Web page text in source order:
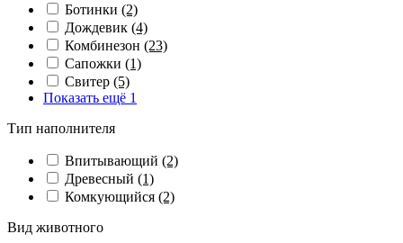
Ботинки (2)
Дождевик (4)
Комбинезон (23)
Сапожки (1)
Свитер (5)
Показать ещё 1
Тип наполнителя
Впитывающий (2)
Древесный (1)
Комкующийся (2)
Вид животного